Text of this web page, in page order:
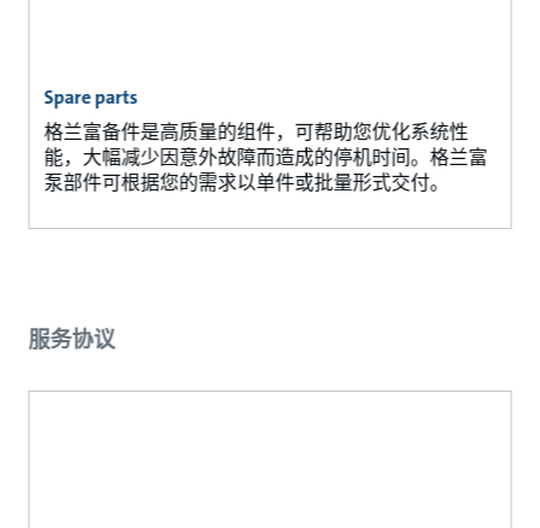
Spare parts
格兰富备件是高质量的组件，可帮助您优化系统性
能，大幅减少因意外故障而造成的停机时间。格兰富
泵部件可根据您的需求以单件或批量形式交付。
服务协议